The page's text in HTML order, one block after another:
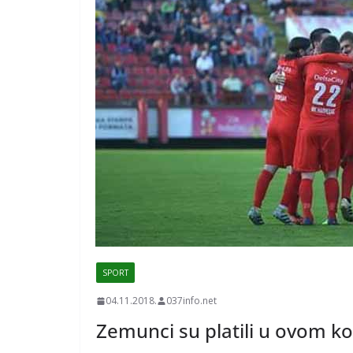
SPORT
04.11.2018. 037info.net
Zemunci su platili u ovom